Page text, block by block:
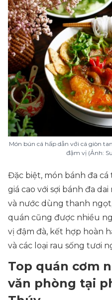
Món bún cá hấp dẫn với cá giòn
đậm vị (Ảnh:
Đặc biệt, món bánh đa
giá cao với sợi bánh đa
và nước dùng thanh
quán cũng được nhiều
vị đậm đà, kết hợp hoàn
và các loại rau sống tươi
Top quán cơm
văn phòng tại